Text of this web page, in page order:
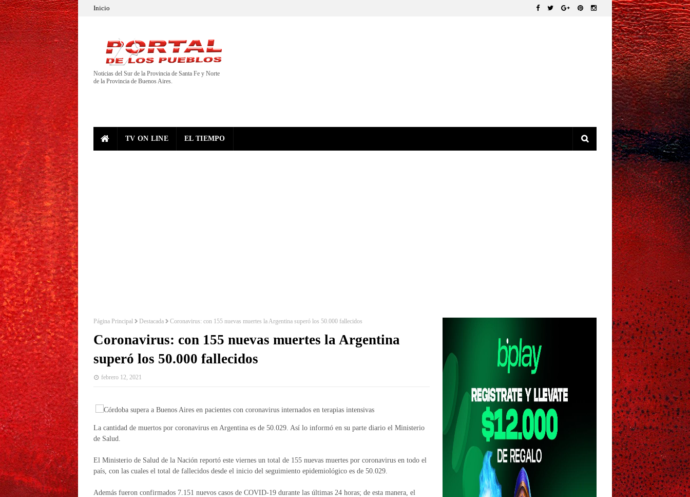
Inicio
Noticias del Sur de la Provincia de Santa Fe y Norte
de la Provincia de Buenos Aires.
TV ON LINE EL TIEMPO
Página Principal Destacada Coronavirus: con 155 nuevas muertes la Argentina superó los 50.000 fallecidos
Coronavirus: con 155 nuevas muertes la Argentina
superó los 50.000 fallecidos
febrero 12, 2021
La cantidad de muertos por coronavirus en Argentina es de 50.029. Así lo informó en su parte diario el Ministerio
de Salud.
El Ministerio de Salud de la Nación reportó este viernes un total de 155 nuevas muertes por coronavirus en todo el
país, con las cuales el total de fallecidos desde el inicio del seguimiento epidemiológico es de 50.029.
Además fueron confirmados 7.151 nuevos casos de COVID-19 durante las últimas 24 horas; de esta manera, el